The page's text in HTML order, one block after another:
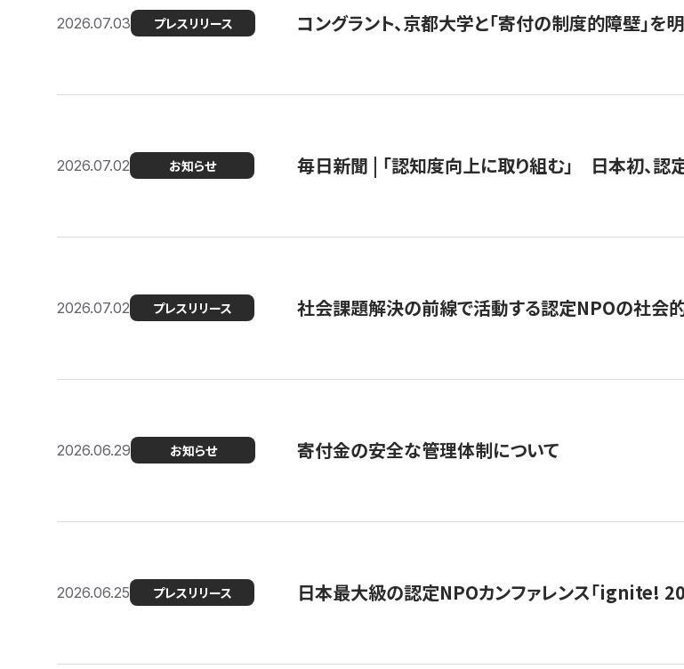
2026.07.03 プレスリリース コングラント、京都大学と「寄付の制度的障壁」
2026.07.02 お知らせ 毎日新聞 | 「認知度向上に取り組む」 日本初、
2026.07.02 プレスリリース 社会課題解決の前線で活動する認定NPOの社会
2026.06.29 お知らせ 寄付金の安全な管理体制について
2026.06.25 プレスリリース 日本最大級の認定NPOカンファレンス「ignite!